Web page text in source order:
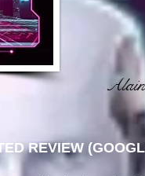
REVIEW